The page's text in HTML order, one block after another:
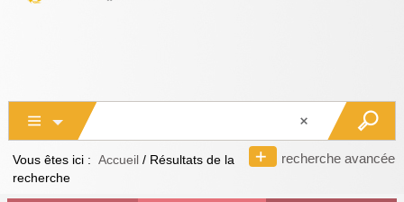
recherche avancée
Vous êtes ici : Accueil / Résultats de la
recherche